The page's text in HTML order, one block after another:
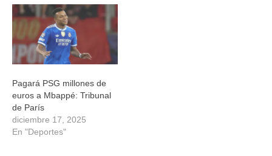
Pagará PSG millones de
euros a Mbappé: Tribunal
de París
diciembre 17, 2025
En "Deportes"